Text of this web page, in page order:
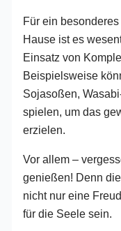
Für ein
Hause ist es
Einsatz von
Beispielsweise
Sojasoßen,
spielen, um das
erzielen.
Vor allem –
genießen! Denn
nicht nur eine
für die Seele sein.